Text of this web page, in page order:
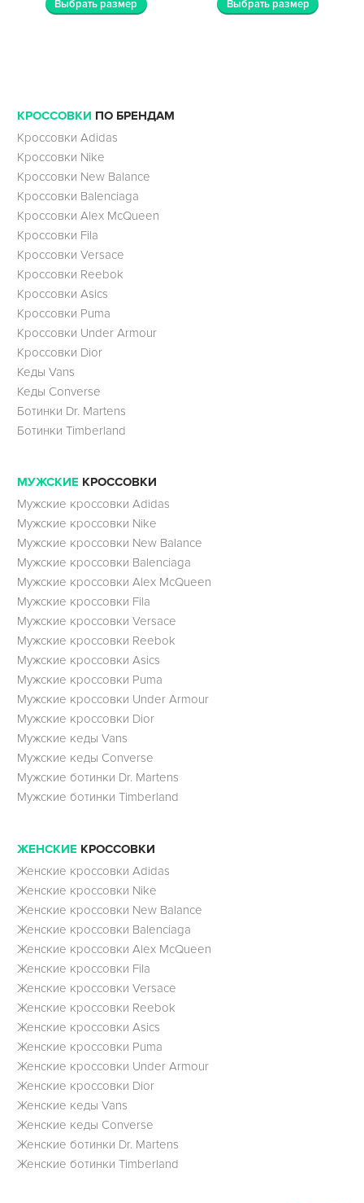
Выбрать размер Выбрать размер
КРОССОВКИ ПО БРЕНДАМ
Кроссовки Adidas
Кроссовки Nike
Кроссовки New Balance
Кроссовки Balenciaga
Кроссовки Alex McQueen
Кроссовки Fila
Кроссовки Versace
Кроссовки Reebok
Кроссовки Asics
Кроссовки Puma
Кроссовки Under Armour
Кроссовки Dior
Кеды Vans
Кеды Converse
Ботинки Dr. Martens
Ботинки Timberland
МУЖСКИЕ КРОССОВКИ
Мужские кроссовки Adidas
Мужские кроссовки Nike
Мужские кроссовки New Balance
Мужские кроссовки Balenciaga
Мужские кроссовки Alex McQueen
Мужские кроссовки Fila
Мужские кроссовки Versace
Мужские кроссовки Reebok
Мужские кроссовки Asics
Мужские кроссовки Puma
Мужские кроссовки Under Armour
Мужские кроссовки Dior
Мужские кеды Vans
Мужские кеды Converse
Мужские ботинки Dr. Martens
Мужские ботинки Timberland
ЖЕНСКИЕ КРОССОВКИ
Женские кроссовки Adidas
Женские кроссовки Nike
Женские кроссовки New Balance
Женские кроссовки Balenciaga
Женские кроссовки Alex McQueen
Женские кроссовки Fila
Женские кроссовки Versace
Женские кроссовки Reebok
Женские кроссовки Asics
Женские кроссовки Puma
Женские кроссовки Under Armour
Женские кроссовки Dior
Женские кеды Vans
Женские кеды Converse
Женские ботинки Dr. Martens
Женские ботинки Timberland